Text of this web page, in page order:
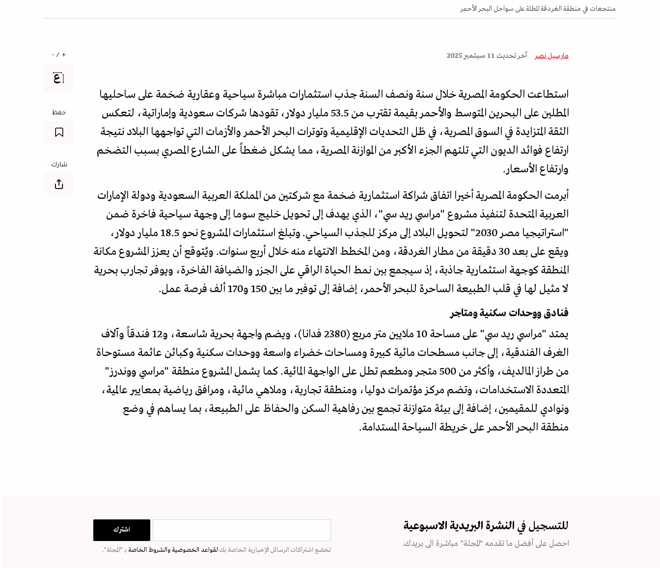
منتجعات في منطقة الغردقة المطلة على سواحل البحر الأحمر
مارسيل نصر آخر تحديث 11 سبتمبر 2025
استطاعت الحكومة المصرية خلال سنة ونصف السنة جذب استثمارات مباشرة سياحية وعقارية ضخمة على ساحليها
المطلين على البحرين المتوسط والأحمر بقيمة تقترب من 53.5 مليار دولار، تقودها شركات سعودية وإماراتية، لتعكس
الثقة المتزايدة في السوق المصرية، في ظل التحديات الإقليمية وتوترات البحر الأحمر والأزمات التي تواجهها البلاد نتيجة
ارتفاع فوائد الديون التي تلتهم الجزء الأكبر من الموازنة المصرية، مما يشكل ضغطاً على الشارع المصري بسبب التضخم
وارتفاع الأسعار.
أبرمت الحكومة المصرية أخيرا اتفاق شراكة استثمارية ضخمة مع شركتين من المملكة العربية السعودية ودولة الإمارات
العربية المتحدة لتنفيذ مشروع "مراسي ريد سي"، الذي يهدف إلى تحويل خليج سوما إلى وجهة سياحية فاخرة ضمن
"استراتيجيا مصر 2030" لتحويل البلاد إلى مركز للجذب السياحي. وتبلغ استثمارات المشروع نحو 18.5 مليار دولار،
ويقع على بعد 30 دقيقة من مطار الغردقة، ومن المخطط الانتهاء منه خلال أربع سنوات. ويُتوقع أن يعزز المشروع مكانة
المنطقة كوجهة استثمارية جاذبة، إذ سيجمع بين نمط الحياة الراقي على الجزر والضيافة الفاخرة، ويوفر تجارب بحرية
لا مثيل لها في قلب الطبيعة الساحرة للبحر الأحمر، إضافة إلى توفير ما بين 150 و170 ألف فرصة عمل.
فنادق ووحدات سكنية ومتاجر
يمتد "مراسي ريد سي" على مساحة 10 ملايين متر مربع (2380 فدانا)، ويضم واجهة بحرية شاسعة، و12 فندقاً وآلاف
الغرف الفندقية، إلى جانب مسطحات مائية كبيرة ومساحات خضراء واسعة ووحدات سكنية وكبائن عائمة مستوحاة
من طراز المالديف، وأكثر من 500 متجر ومطعم تطل على الواجهة المائية. كما يشمل المشروع منطقة "مراسي ووندرز"
المتعددة الاستخدامات، وتضم مركز مؤتمرات دوليا، ومنطقة تجارية، وملاهي مائية، ومرافق رياضية بمعايير عالمية،
ونوادي للمقيمين، إضافة إلى بيئة متوازنة تجمع بين رفاهية السكن والحفاظ على الطبيعة، بما يساهم في وضع
منطقة البحر الأحمر على خريطة السياحة المستدامة.
للتسجيل في النشرة البريدية الاسبوعية
احصل على أفضل ما تقدمه "المجلة" مباشرة الى بريدك.
تخضع اشتراكات الرسائل الإخبارية الخاصة بكلقواعد الخصوصيةوالشروط الخاصة بـ “المجلة".
+ / -
حفظ
شارك